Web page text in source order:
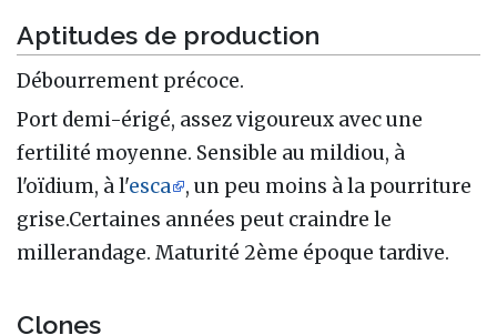
Aptitudes de production
Débourrement précoce.
Port demi-érigé, assez vigoureux avec une
fertilité moyenne. Sensible au mildiou, à
l'oïdium, à l'esca
, un peu moins à la pourriture
grise.Certaines années peut craindre le
millerandage. Maturité 2ème époque tardive.
Clones